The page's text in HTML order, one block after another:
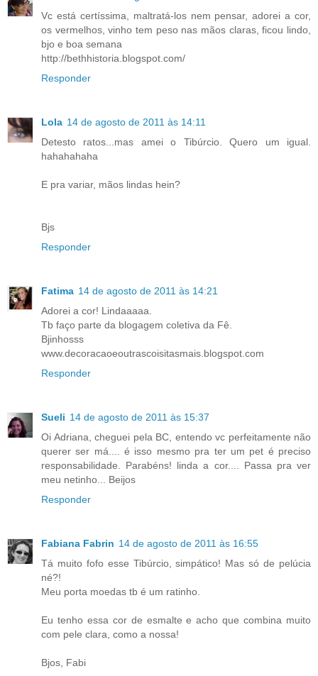
Vc está certíssima, maltratá-los nem pensar, adorei a cor,
os vermelhos, vinho tem peso nas mãos claras, ficou lindo,
bjo e boa semana
http://bethhistoria.blogspot.com/
Responder
Lola 14 de agosto de 2011 às 14:11
Detesto ratos...mas amei o Tibúrcio. Quero um igual.
hahahahaha
E pra variar, mãos lindas hein?
Bjs
Responder
Fatima 14 de agosto de 2011 às 14:21
Adorei a cor! Lindaaaaa.
Tb faço parte da blogagem coletiva da Fê.
Bjinhosss
www.decoracaoeoutrascoisitasmais.blogspot.com
Responder
Sueli 14 de agosto de 2011 às 15:37
Oi Adriana, cheguei pela BC, entendo vc perfeitamente não
querer ser má.... é isso mesmo pra ter um pet é preciso
responsabilidade. Parabéns! linda a cor.... Passa pra ver
meu netinho... Beijos
Responder
Fabiana Fabrin 14 de agosto de 2011 às 16:55
Tá muito fofo esse Tibúrcio, simpático! Mas só de pelúcia
né?!
Meu porta moedas tb é um ratinho.
Eu tenho essa cor de esmalte e acho que combina muito
com pele clara, como a nossa!
Bjos, Fabi